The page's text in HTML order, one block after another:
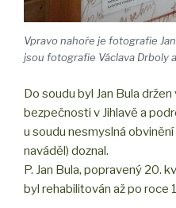
Vpravo nahoře je fotografie
jsou fotografie Václava Drboly
Do soudu byl Jan Bula
bezpečnosti v Jihlavě a
u soudu nesmyslná
naváděl) doznal.
P. Jan Bula, popravený 20.
byl rehabilitován až po roce